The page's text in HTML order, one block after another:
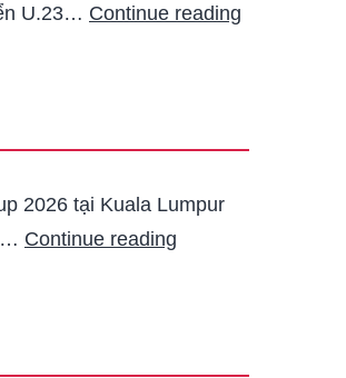
U.23… Continue reading
2026 tại Kuala Lumpur
Continue reading